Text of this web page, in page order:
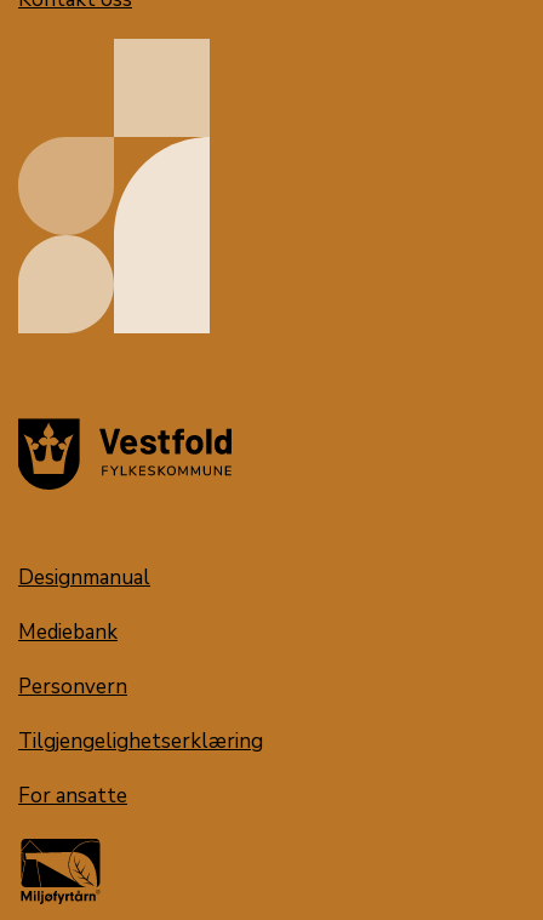
Designmanual
Mediebank
Personvern
Tilgjengelighetserklæring
For ansatte